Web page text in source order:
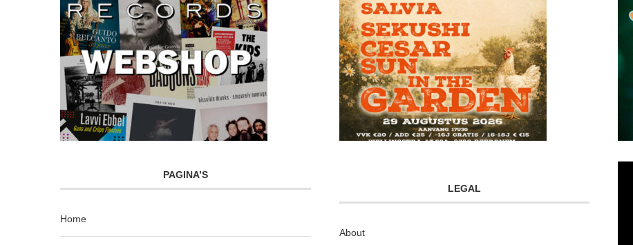
PAGINA’S
Home
LEGAL
About